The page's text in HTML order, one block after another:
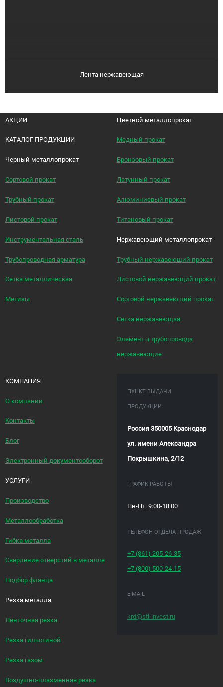
Лента нержавеющая
АКЦИИ
КАТАЛОГ ПРОДУКЦИИ
Черный металлопрокат
Сортовой прокат
Трубный прокат
Листовой прокат
Инструментальная сталь
Трубопроводная арматура
Сетка металлическая
Метизы
Цветной металлопрокат
Медный прокат
Бронзовый прокат
Латунный прокат
Алюминиевый прокат
Титановый прокат
Нержавеющий металлопрокат
Трубный нержавеющий прокат
Листовой нержавеющий прокат
Сортовой нержавеющий прокат
Сетка нержавеющая
Элементы трубопровода
нержавеющие
КОМПАНИЯ
О компании
Контакты
Блог
Электронный документооборот
УСЛУГИ
Производство
Металлообработка
Гибка металла
Сверление отверстий в металле
Подбор фланца
Резка металла
Ленточная резка
Резка гильотиной
Резка газом
Воздушно-плазменная резка
ПУНКТ ВЫДАЧИ
ПРОДУКЦИИ
Россия 350005 Краснодар
ул. имени Александра
Покрышкина, 2/12
ГРАФИК РАБОТЫ
Пн-Пт: 9:00-18:00
ТЕЛЕФОН ОТДЕЛА ПРОДАЖ
+7 (861)205-26-35
+7 (800) 500-24-15
E-MAIL
krd@stl-invest.ru